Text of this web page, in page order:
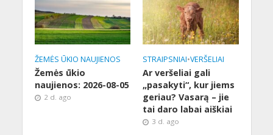
ŽEMĖS ŪKIO NAUJIENOS
Žemės ūkio
naujienos: 2026-08-05
2 d. ago
STRAIPSNIAI•VERŠELIAI
Ar veršeliai gali
„pasakyti“, kur jiems
geriau? Vasarą – jie
tai daro labai aiškiai
3 d. ago